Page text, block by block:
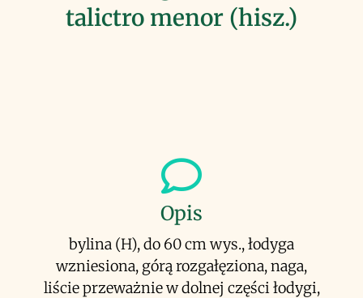
talictro menor (hisz.)
Opis
bylina (H), do 60 cm wys., łodyga
wzniesiona, górą rozgałęziona, naga,
liście przeważnie w dolnej części łodygi,